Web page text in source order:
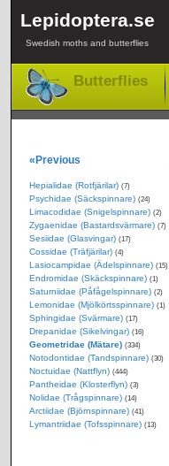
Lepidoptera.se
Swedish moths and butterflies
Butterflies
«Previous
Hepialidae (Rotfjärilar) (7)
Psychidae (Säckspinnare) (24)
Limacodidae (Snigelspinnare) (2)
Zygaenidae (Bastardsvärmare) (7)
Sesiidae (Glasvingar) (17)
Cossidae (Träfjärilar) (4)
Lasiocampidae (Ädelspinnare) (15)
Endromidae (Skäckspinnare) (1)
Saturniidae (Påfågelspinnare) (2)
Lemonidae (Mjölkörtsspinnare) (1)
Sphingidae (Svärmare) (17)
Drepanidae (Sikelvingar) (16)
Geometridae (Mätare) (334)
Notodontidae (Tandspinnare) (30)
Noctuidae (Nattflyn) (444)
Pantheidae (Klosterflyn) (3)
Nolidae (Trågspinnare) (14)
Arctiidae (Björnspinnare) (41)
Lymantriidae (Tofsspinnare) (13)